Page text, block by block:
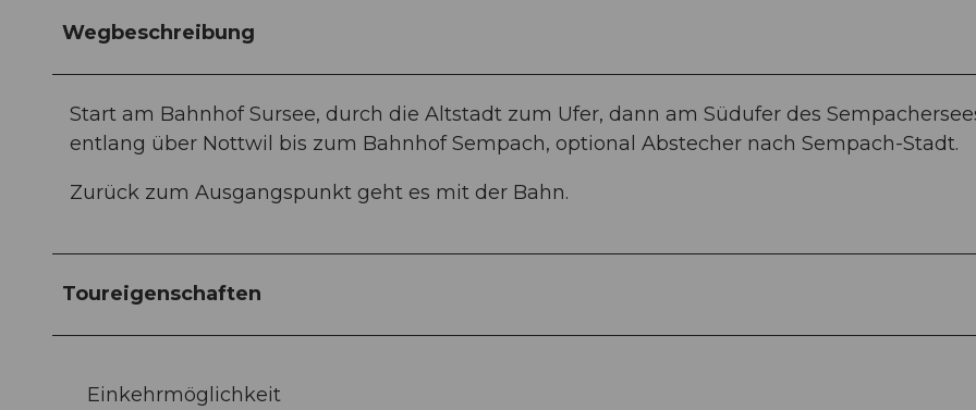
Wegbeschreibung
Start am Bahnhof Sursee, durch die Altstadt zum Ufer, dann am Südufer des
entlang über Nottwil bis zum Bahnhof Sempach, optional Abstecher nach Sempach-Stadt.
Zurück zum Ausgangspunkt geht es mit der Bahn.
Toureigenschaften
Einkehrmöglichkeit